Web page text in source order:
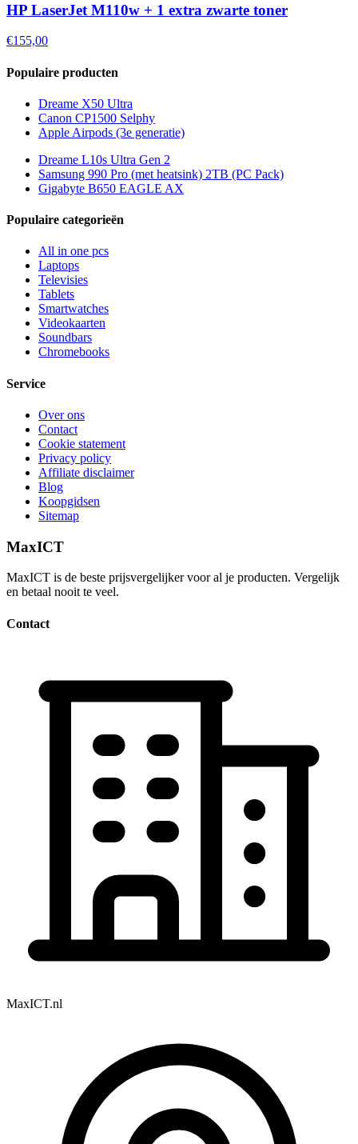
HP LaserJet M110w + 1 extra zwarte toner
€155,00
Populaire producten
Dreame X50 Ultra
Canon CP1500 Selphy
Apple Airpods (3e generatie)
Dreame L10s Ultra Gen 2
Samsung 990 Pro (met heatsink) 2TB (PC Pack)
Gigabyte B650 EAGLE AX
Populaire categorieën
All in one pcs
Laptops
Televisies
Tablets
Smartwatches
Videokaarten
Soundbars
Chromebooks
Service
Over ons
Contact
Cookie statement
Privacy policy
Affiliate disclaimer
Blog
Koopgidsen
Sitemap
MaxICT
MaxICT is de beste prijsvergelijker voor al je producten. Vergelijk
en betaal nooit te veel.
Contact
MaxICT.nl